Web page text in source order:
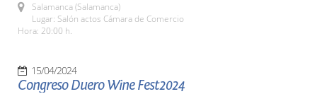
Salamanca (Salamanca)
Lugar: Salón actos Cámara de Comercio
Hora: 20:00 h.
15/04/2024
Congreso Duero Wine Fest2024